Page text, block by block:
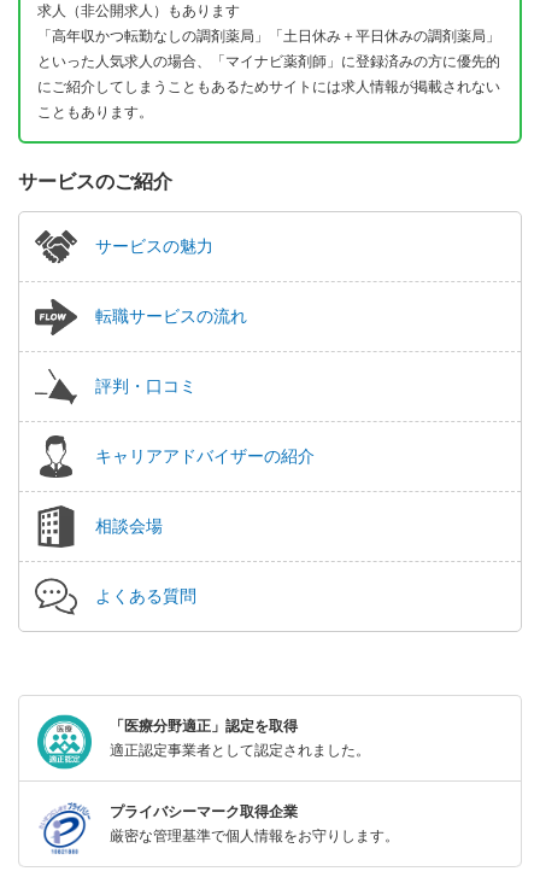
求人（非公開求人）もあります
「高年収かつ転勤なしの調剤薬局」「土日休み＋平日休みの調剤薬局」
といった人気求人の場合、「マイナビ薬剤師」に登録済みの方に優先的
にご紹介してしまうこともあるためサイトには求人情報が掲載されない
こともあります。
サービスのご紹介
サービスの魅力
転職サービスの流れ
評判・口コミ
キャリアアドバイザーの紹介
相談会場
よくある質問
「医療分野適正」認定を取得
適正認定事業者として認定されました。
プライバシーマーク取得企業
厳密な管理基準で個人情報をお守りします。